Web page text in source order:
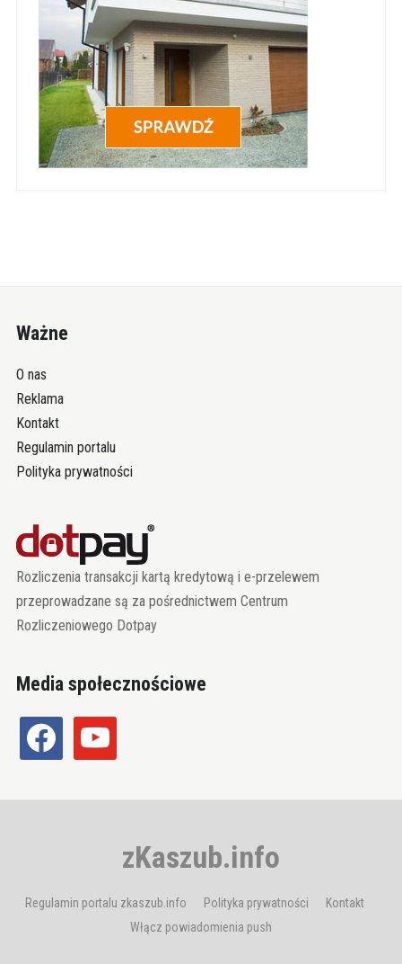
Ważne
O nas
Reklama
Kontakt
Regulamin portalu
Polityka prywatności
Rozliczenia transakcji kartą kredytową i e-przelewem
przeprowadzane są za pośrednictwem Centrum
Rozliczeniowego Dotpay
Media społecznościowe
facebook youtube
zKaszub.info
Regulamin portalu zkaszub.info Polityka prywatności
Kontakt
Włącz powiadomienia push